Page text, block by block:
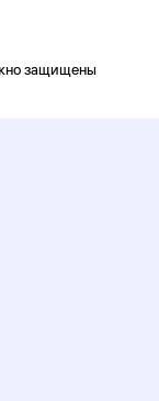
защищены